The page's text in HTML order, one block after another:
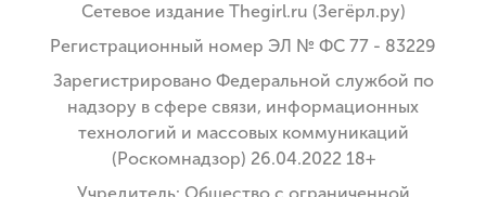
Сетевое издание Thegirl.ru (Зегёрл.ру)
Регистрационный номер ЭЛ № ФС 77 - 83229
Зарегистрировано Федеральной службой по
надзору в сфере связи, информационных
технологий и массовых коммуникаций
(Роскомнадзор) 26.04.2022 18+